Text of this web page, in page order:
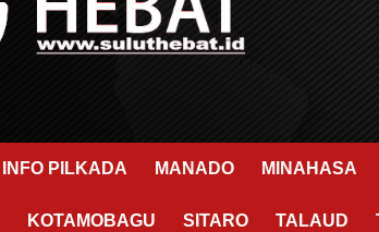
INFO PILKADA MANADO MINAHASA
KOTAMOBAGU SITARO TALAUD